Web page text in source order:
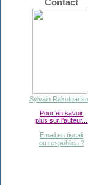
Contact
Sylvain
Pour en savoir
plus sur l'auteur...
Email en tiscali
ou respublica ?